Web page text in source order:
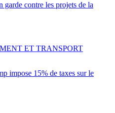
garde contre les projets de la
impose 15% de taxes sur le
ET TRANSPORT